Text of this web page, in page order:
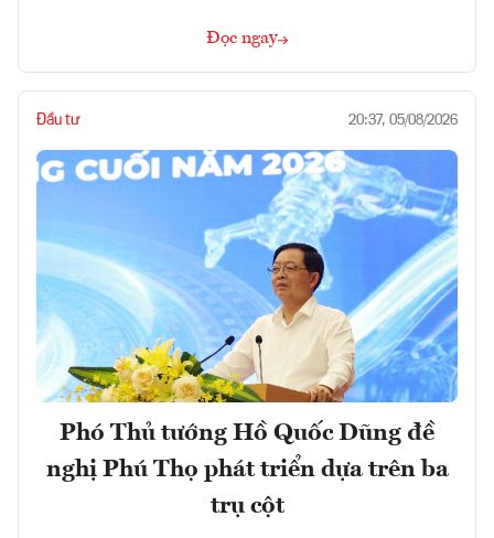
Đọc ngay
Đầu tư 20:37, 05/08/2026
Phó Thủ tướng Hồ Quốc Dũng đề
nghị Phú Thọ phát triển dựa trên ba
trụ cột